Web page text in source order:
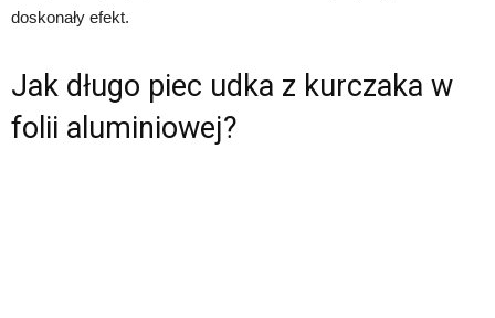
doskonały efekt.
Jak długo piec udka z kurczaka w
folii aluminiowej?